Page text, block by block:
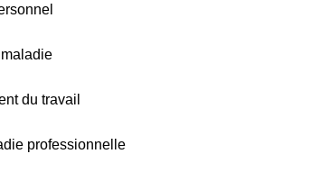
du travail
professionnelle